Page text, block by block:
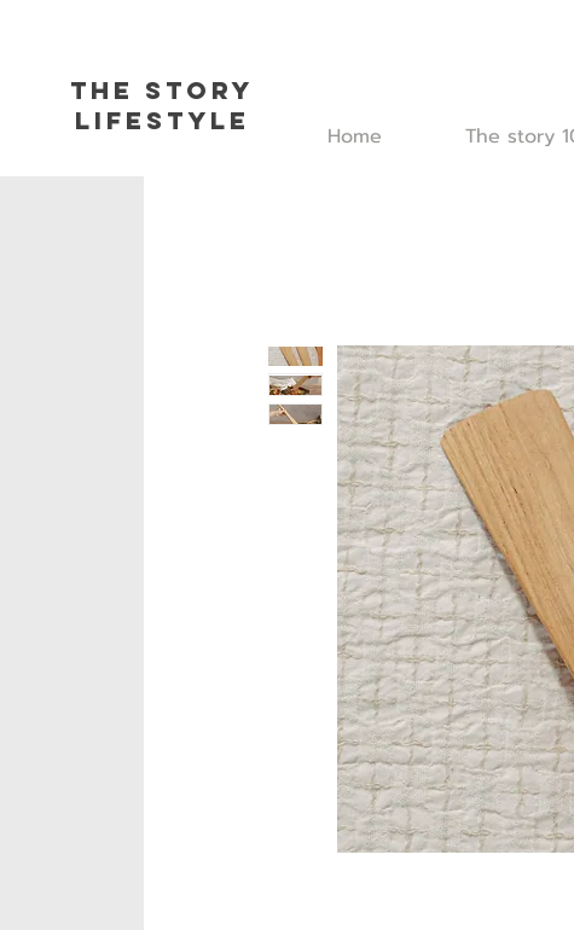
The Story
L ifestyle
Home The story